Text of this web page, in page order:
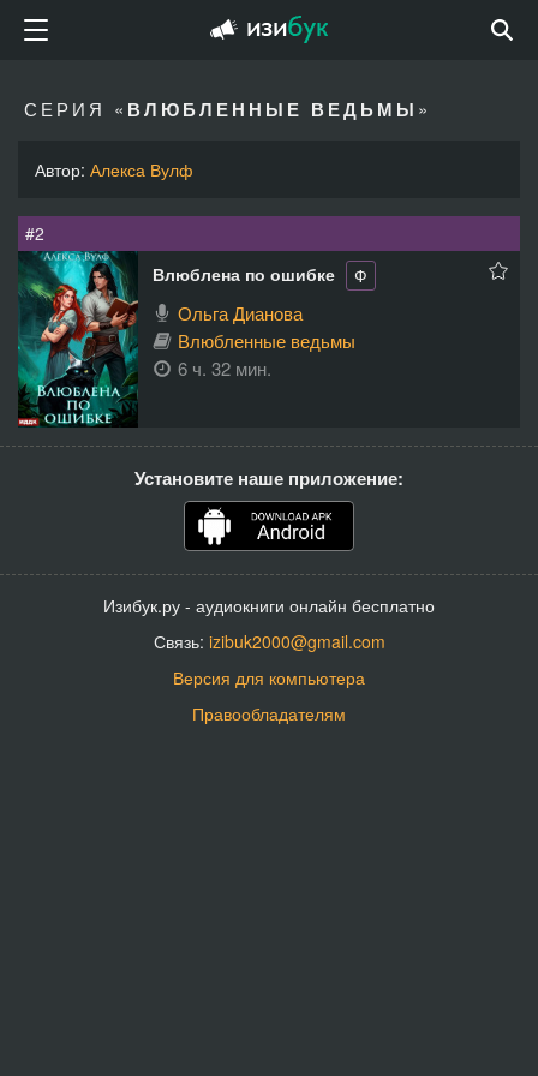
СЕРИЯ « ВЛЮБЛЕННЫЕ ВЕДЬМЫ »
Автор: Алекса Вулф
#2
Влюблена по ошибке
Ф
Ольга Дианова
Влюбленные ведьмы
6 ч. 32 мин.
Установите наше приложение:
Изибук.ру - аудиокниги онлайн бесплатно
Связь: izibuk2000@gmail.com
Версия для компьютера
Правообладателям